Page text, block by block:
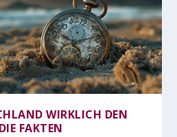
WIRKLICH DEN
FAKTEN